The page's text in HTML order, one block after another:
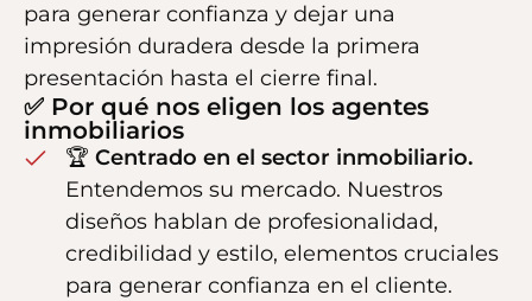
para generar confianza y dejar una
impresión duradera desde la primera
presentación hasta el cierre final.
✅ Por qué nos eligen los agentes
inmobiliarios
🏆 Centrado en el sector inmobiliario.
Entendemos su mercado. Nuestros
diseños hablan de profesionalidad,
credibilidad y estilo, elementos cruciales
para generar confianza en el cliente.